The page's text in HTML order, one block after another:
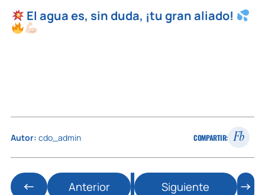
El agua es, sin duda, ¡tu gran aliado!
Autor: cdo_admin COMPARTIR: Fb
Anterior Siguiente